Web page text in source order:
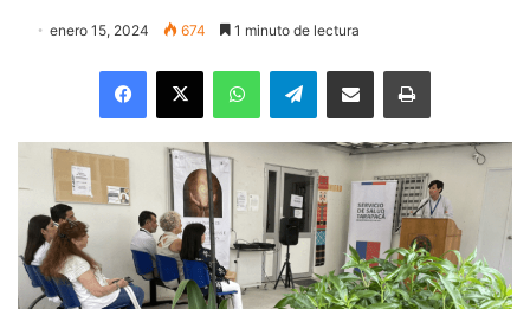
enero 15, 2024 674 1 minuto de lectura
Facebook
X WhatsAppTelegramEnviar vía email Imprimir